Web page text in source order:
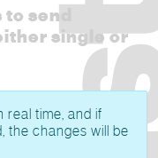
send
single or
real time, and if
the changes will be